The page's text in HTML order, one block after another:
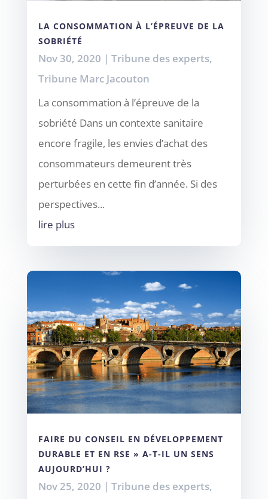
LA CONSOMMATION À L’ÉPREUVE DE LA
SOBRIÉTÉ
Nov 30, 2020 | Tribune des experts,
Tribune Marc Jacouton
La consommation à l’épreuve de la
sobriété Dans un contexte sanitaire
encore fragile, les envies d’achat des
consommateurs demeurent très
perturbées en cette fin d’année. Si des
perspectives...
lire plus
FAIRE DU CONSEIL EN DÉVELOPPEMENT
DURABLE ET EN RSE » A-T-IL UN SENS
AUJOURD’HUI ?
Nov 25, 2020 | Tribune des experts,